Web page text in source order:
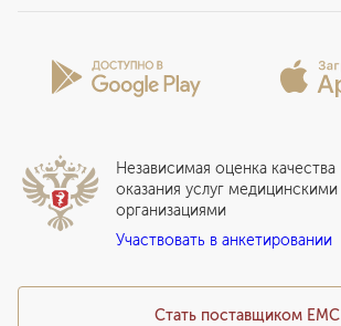
Лицензии и сертификаты
Сотрудничество
Вакцинация
Стационар
Прайс-лист
Подарочный сертификат EMC
Медицинский туризм
Вопросы и ответы
Статьи
Программы привилегий
Стать поставщиком ЕМС
Независимая оценка качества
оказания услуг медицинскими
организациями
Участвовать в анкетировании